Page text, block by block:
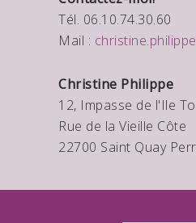
Tél. 06.10.74.30.60
Mail :
Christine Philippe
12, Impasse de l'Ile
Rue de la Vieille Côte
22700 Saint Quay